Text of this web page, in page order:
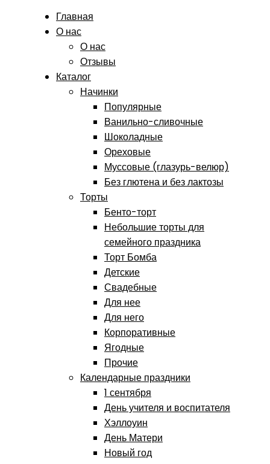
Главная
О нас
О нас
Отзывы
Каталог
Начинки
Популярные
Ванильно-сливочные
Шоколадные
Ореховые
Муссовые (глазурь-велюр)
Без глютена и без лактозы
Торты
Бенто-торт
Небольшие торты для
семейного праздника
Торт Бомба
Детские
Свадебные
Для нее
Для него
Корпоративные
Ягодные
Прочие
Календарные праздники
1 сентября
День учителя и воспитателя
Хэллоуин
День Матери
Новый год